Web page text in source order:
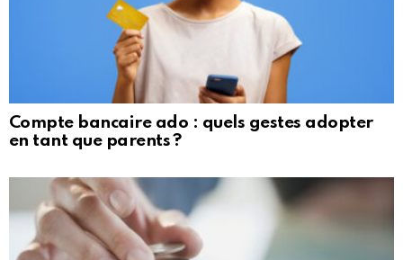
Compte bancaire ado : quels gestes adopter
en tant que parents ?